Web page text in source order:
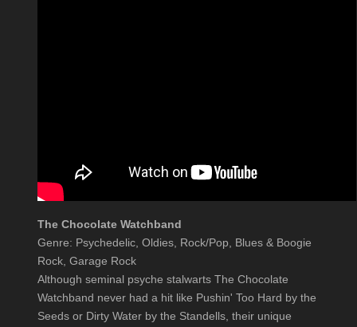
The Chocolate Watchband
Genre: Psychedelic, Oldies, Rock/Pop, Blues & Boogie
Rock, Garage Rock
Although seminal psyche stalwarts The Chocolate
Watchband never had a hit like Pushin' Too Hard by the
Seeds or Dirty Water by the Standells, their unique